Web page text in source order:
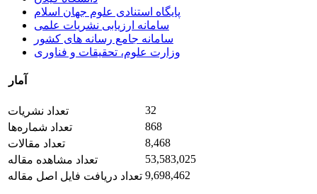
پایگاه استنادی علوم جهان اسلام
سامانه ارزیابی نشریات علمی
سامانه جامع رسانه های کشور
وزارت علوم، تحقیقات و فناوری
آمار
تعداد نشریات
32
تعداد شماره‌ها
868
تعداد مقالات
8,468
تعداد مشاهده مقاله
53,583,025
تعداد دریافت فایل اصل مقاله 9,698,462